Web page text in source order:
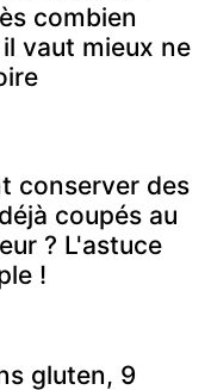
combien
vaut mieux ne
conserver des
coupés au
? L'astuce
!
gluten, 9